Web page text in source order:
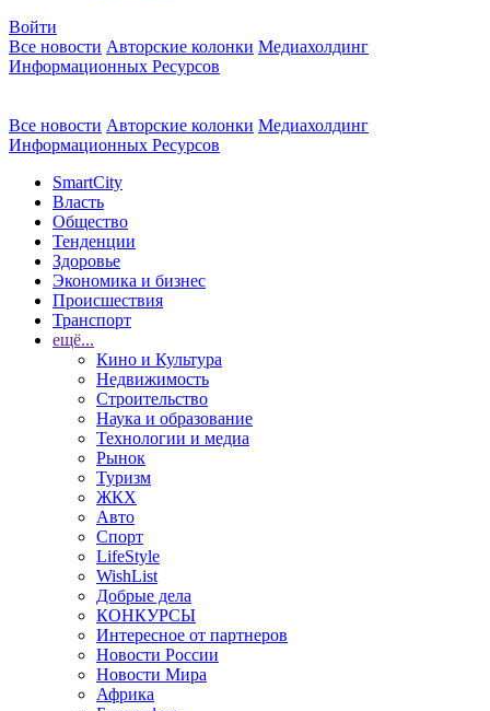
Войти
Все новости Авторские колонки Медиахолдинг
Информационных Ресурсов
Все новости Авторские колонки Медиахолдинг
Информационных Ресурсов
SmartCity
Власть
Общество
Тенденции
Здоровье
Экономика и бизнес
Происшествия
Транспорт
ещё...
Кино и Культура
Недвижимость
Строительство
Наука и образование
Технологии и медиа
Рынок
Туризм
ЖКХ
Авто
Спорт
LifeStyle
WishList
Добрые дела
КОНКУРСЫ
Интересное от партнеров
Новости России
Новости Мира
Африка